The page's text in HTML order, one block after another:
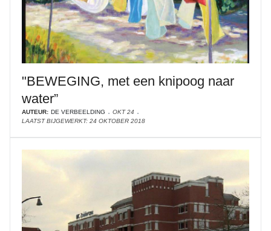
"BEWEGING, met een knipoog naar
water”
AUTEUR: DE VERBEELDING
OKT 24
LAATST BIJGEWERKT: 24 OKTOBER 2018